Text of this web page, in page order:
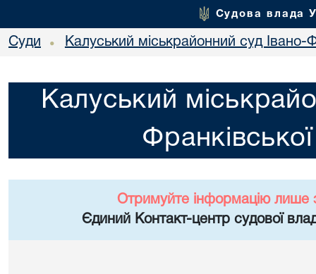
Судова влада
Суди • Калуський міськрайонний суд Івано-
Калуський
Отримуйте інформацію лише
Єдиний Контакт-центр судової